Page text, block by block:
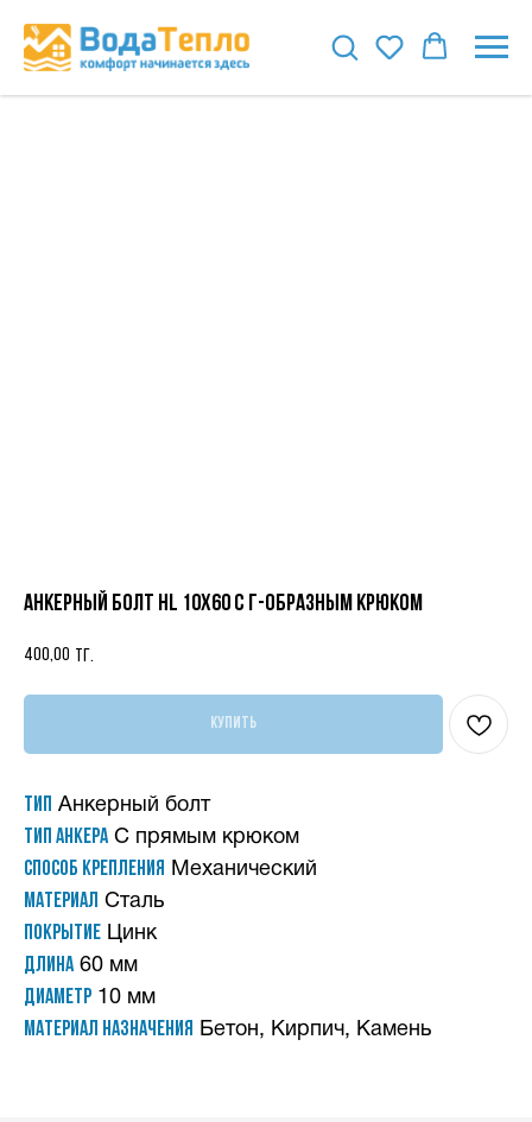
Анкерный болт HL 10х60 с Г-образным крюком
400,00 тг.
Купить
Тип Анкерный болт
Тип анкера С прямым крюком
Способ крепления Механический
Материал Сталь
Покрытие Цинк
Длина 60 мм
Диаметр 10 мм
Материал назначения Бетон, Кирпич, Камень